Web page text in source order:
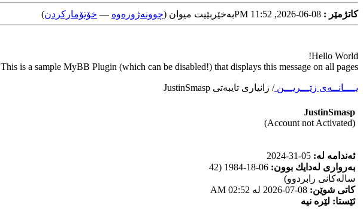
کاتژمێر : به‌خێربێیت میوان (چوونه‌ژوره‌وه‌ — خۆتۆمارکردن)
Hello World!
This is a sample MyBB Plugin (which can be disabled!) that displays this message on all pages.
یــــانــه‌ی زێـــریـــن/ زانیاری تایبه‌تی JustinSmasp
JustinSmasp
(Account not Activated)
ئه‌ندامه‌ له‌:
به‌رواری له‌دایك بوون:
06-18-1984 (42
ساله‌كانی رابردوو)
كاتی شوێن:
ئێستا: لێره‌ نیه‌